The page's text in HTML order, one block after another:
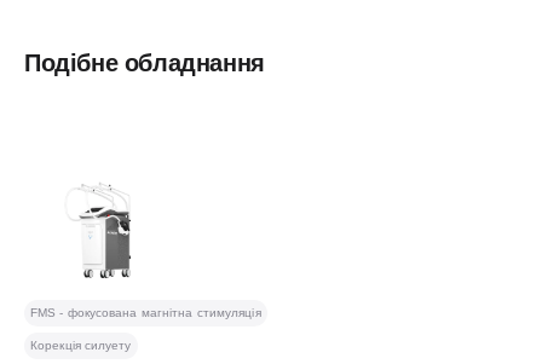
Подібне обладнання
FMS - фокусована магнітна стимуляція
Корекція силуету